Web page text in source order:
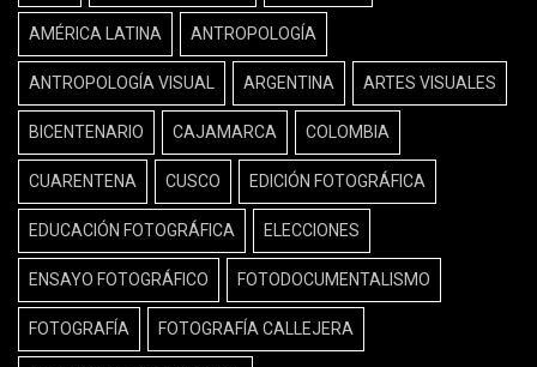
AMÉRICA LATINA ANTROPOLOGÍA
ANTROPOLOGÍA VISUAL ARGENTINA ARTES VISUALES
BICENTENARIO CAJAMARCA COLOMBIA
CUARENTENA CUSCO EDICIÓN FOTOGRÁFICA
EDUCACIÓN FOTOGRÁFICA ELECCIONES
ENSAYO FOTOGRÁFICO FOTODOCUMENTALISMO
FOTOGRAFÍA FOTOGRAFÍA CALLEJERA